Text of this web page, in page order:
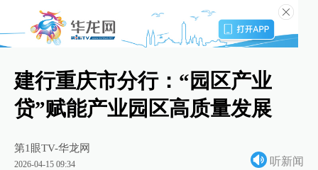
建行重庆市分行：“园区产业
贷”赋能产业园区高质量发展
第1眼TV-华龙网
2026-04-15 09:34 听新闻